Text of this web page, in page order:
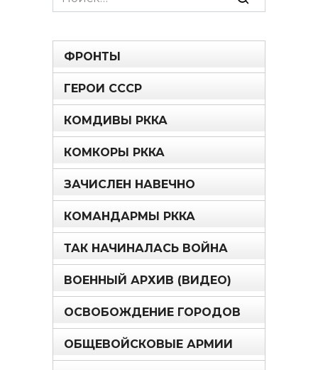
for:
ФРОНТЫ
ГЕРОИ СССР
КОМДИВЫ РККА
КОМКОРЫ РККА
ЗАЧИСЛЕН НАВЕЧНО
КОМАНДАРМЫ РККА
ТАК НАЧИНАЛАСЬ ВОЙНА
ВОЕННЫЙ АРХИВ (ВИДЕО)
ОСВОБОЖДЕНИЕ ГОРОДОВ
ОБЩЕВОЙСКОВЫЕ АРМИИ